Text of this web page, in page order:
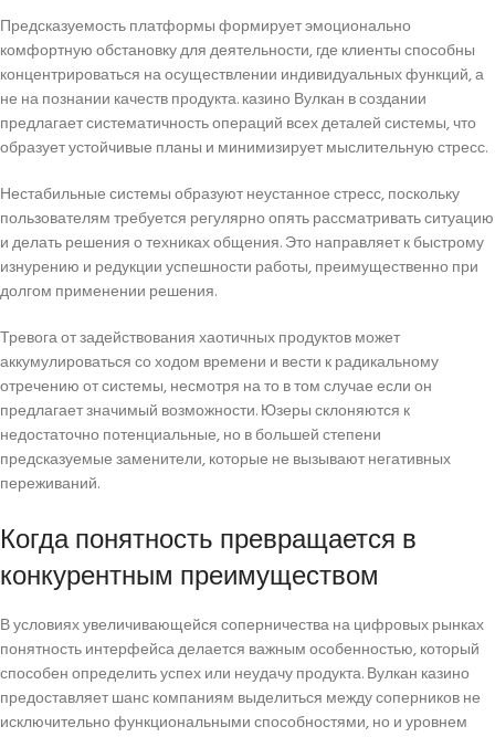
Предсказуемость платформы формирует эмоционально
комфортную обстановку для деятельности, где клиенты способны
концентрироваться на осуществлении индивидуальных функций, а
не на познании качеств продукта. казино Вулкан в создании
предлагает систематичность операций всех деталей системы, что
образует устойчивые планы и минимизирует мыслительную стресс.
Нестабильные системы образуют неустанное стресс, поскольку
пользователям требуется регулярно опять рассматривать ситуацию
и делать решения о техниках общения. Это направляет к быстрому
изнурению и редукции успешности работы, преимущественно при
долгом применении решения.
Тревога от задействования хаотичных продуктов может
аккумулироваться со ходом времени и вести к радикальному
отречению от системы, несмотря на то в том случае если он
предлагает значимый возможности. Юзеры склоняются к
недостаточно потенциальные, но в большей степени
предсказуемые заменители, которые не вызывают негативных
переживаний.
Когда понятность превращается в
конкурентным преимуществом
В условиях увеличивающейся соперничества на цифровых рынках
понятность интерфейса делается важным особенностью, который
способен определить успех или неудачу продукта. Вулкан казино
предоставляет шанс компаниям выделиться между соперников не
исключительно функциональными способностями, но и уровнем